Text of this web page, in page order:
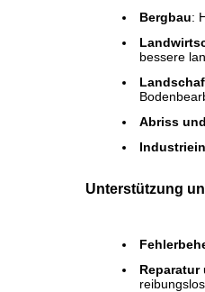
Bergbau:
bessere
Abriss
Unterstützung
Reparatur